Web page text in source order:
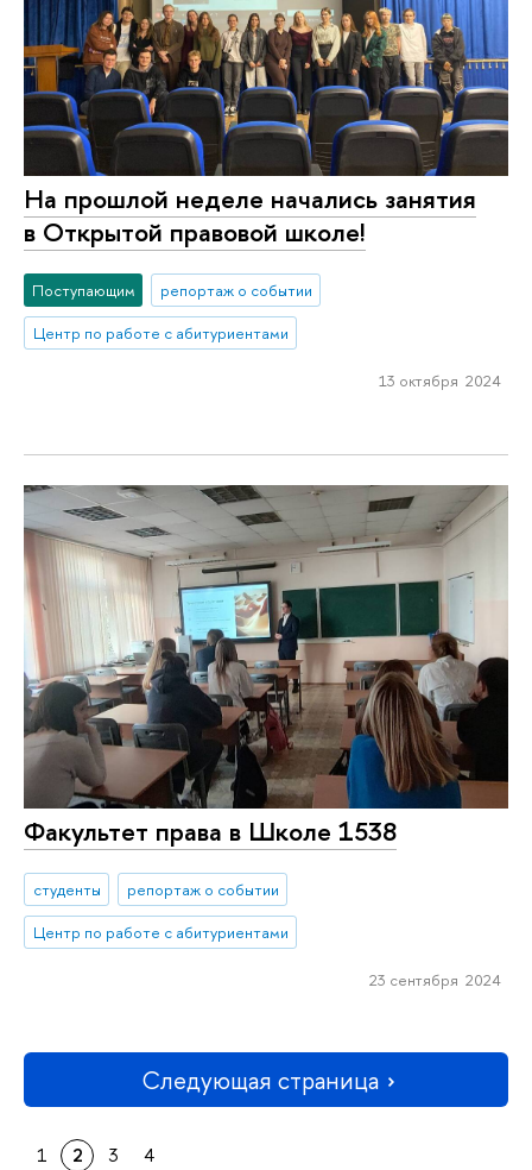
На прошлой неделе начались занятия
в Открытой правовой школе!
Поступающим
репортаж о событии
Центр по работе с абитуриентами
13 октября 2024
Факультет права в Школе 1538
студенты
репортаж о событии
Центр по работе с абитуриентами
23 сентября 2024
Следующая страница
1 2 3 4